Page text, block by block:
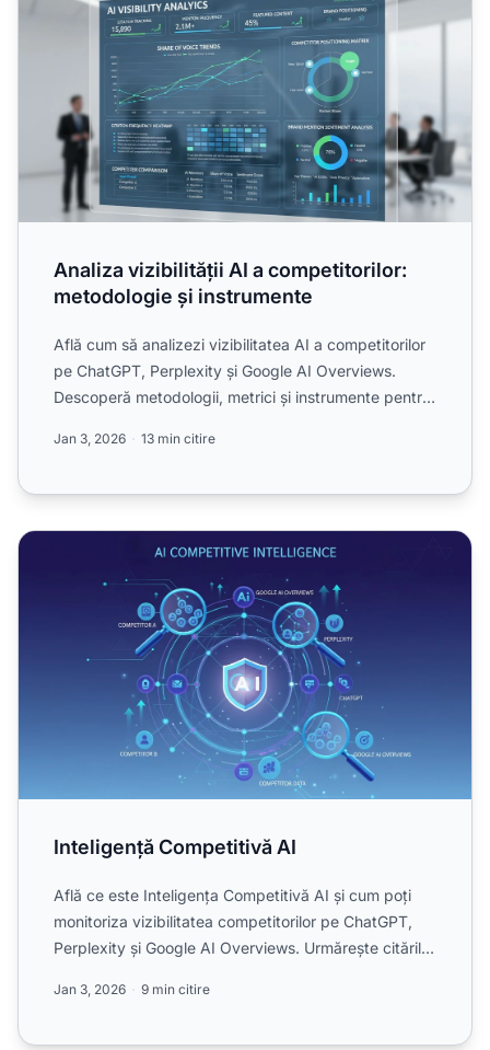
Analiza vizibilității AI a competitorilor:
metodologie și instrumente
Află cum să analizezi vizibilitatea AI a competitorilor
pe ChatGPT, Perplexity și Google AI Overviews.
Descoperă metodologii, metrici și instrumente pentru
Jan 3, 2026 13 min citire
Inteligență Competitivă AI
Inteligență Competitivă AI
Află ce este Inteligența Competitivă AI și cum poți
monitoriza vizibilitatea competitorilor pe ChatGPT,
Perplexity și Google AI Overviews. Urmărește citările,
Jan 3, 2026 9 min citire